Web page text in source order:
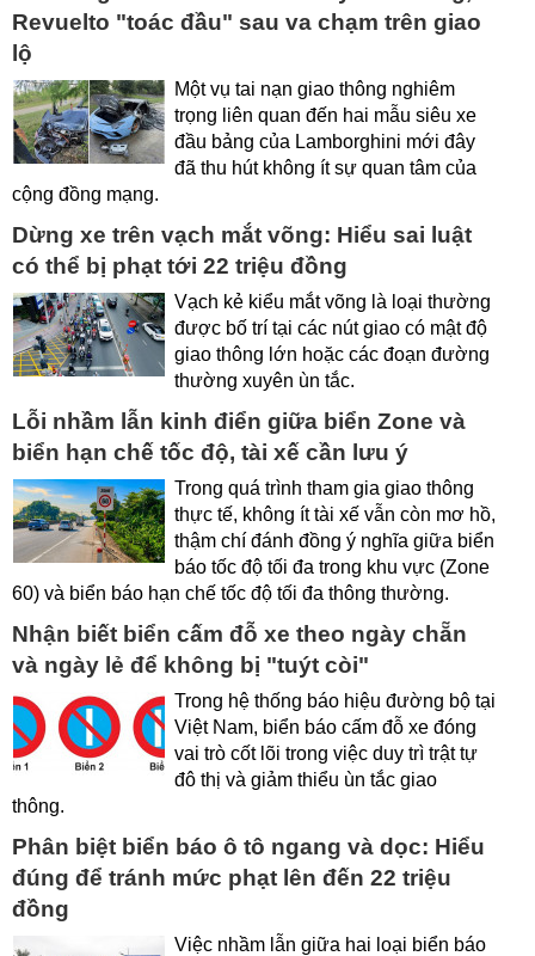
Revuelto "toác đầu" sau va chạm trên giao
lộ
Một vụ tai nạn giao thông nghiêm
trọng liên quan đến hai mẫu siêu xe
đầu bảng của Lamborghini mới đây
đã thu hút không ít sự quan tâm của
cộng đồng mạng.
Dừng xe trên vạch mắt võng: Hiểu sai luật
có thể bị phạt tới 22 triệu đồng
Vạch kẻ kiểu mắt võng là loại thường
được bố trí tại các nút giao có mật độ
giao thông lớn hoặc các đoạn đường
thường xuyên ùn tắc.
Lỗi nhầm lẫn kinh điển giữa biển Zone và
biển hạn chế tốc độ, tài xế cần lưu ý
Trong quá trình tham gia giao thông
thực tế, không ít tài xế vẫn còn mơ hồ,
thậm chí đánh đồng ý nghĩa giữa biển
báo tốc độ tối đa trong khu vực (Zone
60) và biển báo hạn chế tốc độ tối đa thông thường.
Nhận biết biển cấm đỗ xe theo ngày chẵn
và ngày lẻ để không bị "tuýt còi"
Trong hệ thống báo hiệu đường bộ tại
Việt Nam, biển báo cấm đỗ xe đóng
vai trò cốt lõi trong việc duy trì trật tự
đô thị và giảm thiểu ùn tắc giao
thông.
Phân biệt biển báo ô tô ngang và dọc: Hiểu
đúng để tránh mức phạt lên đến 22 triệu
đồng
Việc nhầm lẫn giữa hai loại biển báo